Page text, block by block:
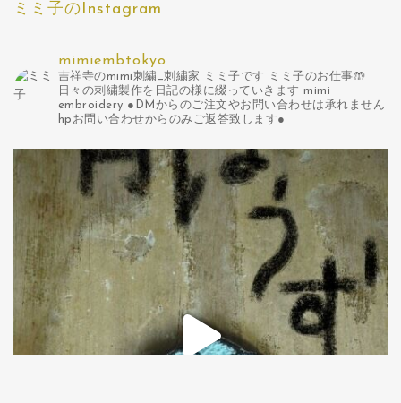
ミミ子のInstagram
mimiembtokyo
吉祥寺のmimi刺繍_刺繍家 ミミ子です
ミミ子のお仕事🤲
日々の刺繍製作を日記の様に綴っていきます mimi
embroidery ●DMからのご注文やお問い合わせは承れません
hpお問い合わせからのみご返答致します●